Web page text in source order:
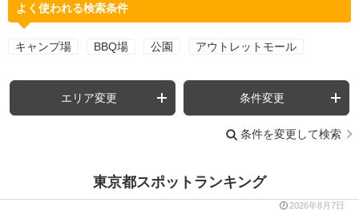
よく使われる検索条件
キャンプ場 BBQ場 公園 アウトレットモール
エリア変更 条件変更
条件を変更して検索
東京都スポットランキング
2026年8月7日